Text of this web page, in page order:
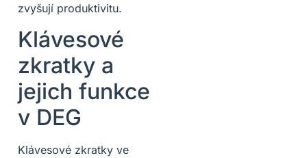
zvyšují produktivitu.
Klávesové
zkratky a
jejich funkce
v DEG
Klávesové zkratky ve